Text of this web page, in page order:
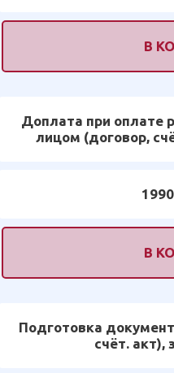
В
Доплата при оплате
лицом (договор,
В
Подготовка
счёт. акт),